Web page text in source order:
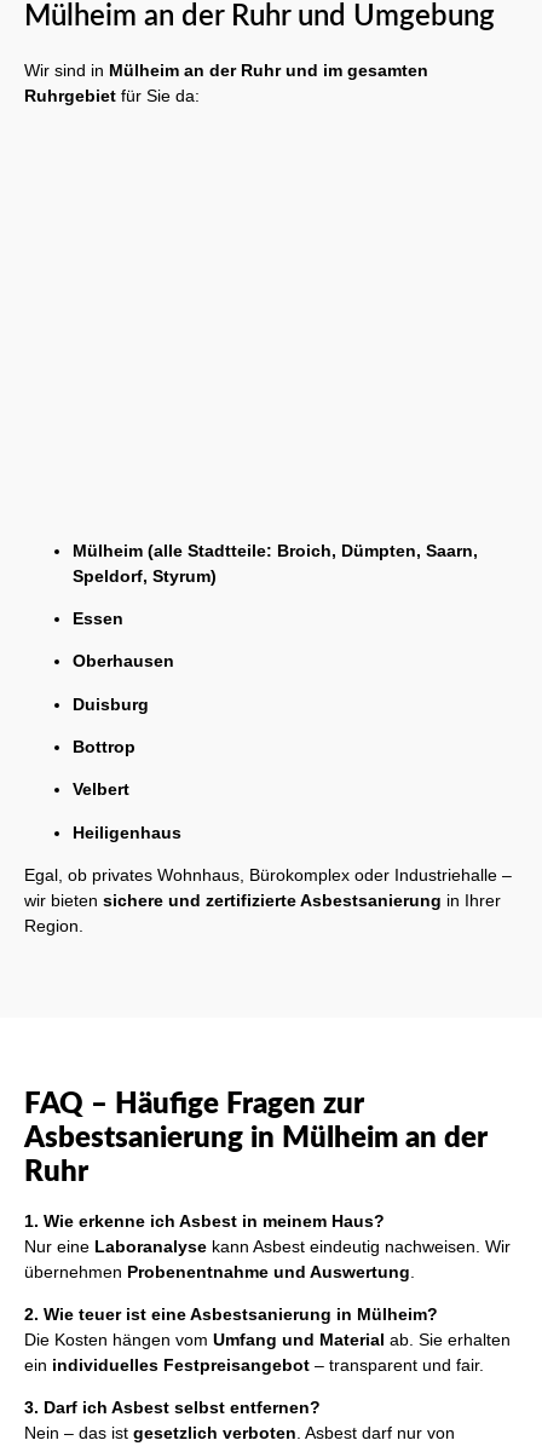
Mülheim an der Ruhr und Umgebung
Wir sind in Mülheim an der Ruhr und im gesamten
Ruhrgebiet für Sie da:
Mülheim (alle Stadtteile: Broich, Dümpten, Saarn,
Speldorf, Styrum)
Essen
Oberhausen
Duisburg
Bottrop
Velbert
Heiligenhaus
Egal, ob privates Wohnhaus, Bürokomplex oder Industriehalle –
wir bieten sichere und zertifizierte Asbestsanierung in Ihrer
Region.
FAQ – Häufige Fragen zur
Asbestsanierung in Mülheim an der
Ruhr
1. Wie erkenne ich Asbest in meinem Haus?
Nur eine Laboranalyse kann Asbest eindeutig nachweisen. Wir
übernehmen Probenentnahme und Auswertung
2. Wie teuer ist eine Asbestsanierung in Mülheim?
Die Kosten hängen vom Umfang und Material ab. Sie erhalten
ein individuelles Festpreisangebot – transparent und fair.
3. Darf ich Asbest selbst entfernen?
Nein – das ist gesetzlich verboten. Asbest darf nur von